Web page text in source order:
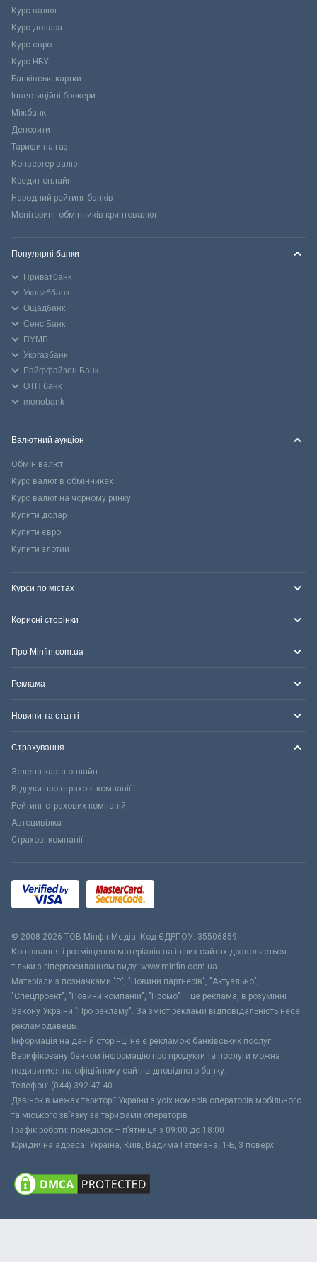
Курс валют
Курс долара
Курс євро
Курс НБУ
Банківські картки
Інвестиційні брокери
Міжбанк
Депозити
Тарифи на газ
Конвертер валют
Кредит онлайн
Народний рейтинг банків
Моніторинг обмінників криптовалют
Популярні банки
Приватбанк
Укрсиббанк
Ощадбанк
Сенс Банк
ПУМБ
Укргазбанк
Райффайзен Банк
ОТП банк
monobank
Валютний аукціон
Обмін валют
Курс валют в обмінниках
Курс валют на чорному ринку
Купити долар
Купити євро
Купити злотий
Курси по містах
Корисні сторінки
Про Minfin.com.ua
Реклама
Новини та статті
Страхування
Зелена карта онлайн
Відгуки про страхові компанії
Рейтинг страхових компаній
Автоцивілка
Страхові компанії
© 2008-2026 ТОВ МiнфiнМедiа. Код ЄДРПОУ: 35506859
Копіювання і розміщення матеріалів на інших сайтах дозволяється
тільки з гіперпосиланням виду: www.minfin.com.ua
Матеріали з позначками "Р", "Новини партнерів", "Актуально",
"Спецпроект", "Новини компаній", "Промо" – це реклама, в розумінні
Закону України "Про рекламу". За зміст реклами відповідальність несе
рекламодавець.
Інформація на даній сторінці не є рекламою банківських послуг.
Верифіковану банком інформацію про продукти та послуги можна
подивитися на офіційному сайті відповідного банку.
Телефон: (044) 392-47-40
Дзвінок в межах території України з усіх номерів операторів мобільного
та міського зв’язку за тарифами операторів
Графік роботи: понеділок – п’ятниця з 09:00 до 18:00
Юридична адреса: Україна, Київ, Вадима Гетьмана, 1-Б, 3 поверх